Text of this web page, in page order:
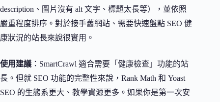
description、圖片沒有 alt 文字、標題太長等），並依照
嚴重程度排序。對於接手舊網站、需要快速盤點 SEO 健
康狀況的站長來說很實用。
使用建議 ：SmartCrawl 適合需要「健康檢查」功能的站
長。但就 SEO 功能的完整性來說，Rank Math 和 Yoast
SEO 的生態系更大、教學資源更多。如果你是第一次安